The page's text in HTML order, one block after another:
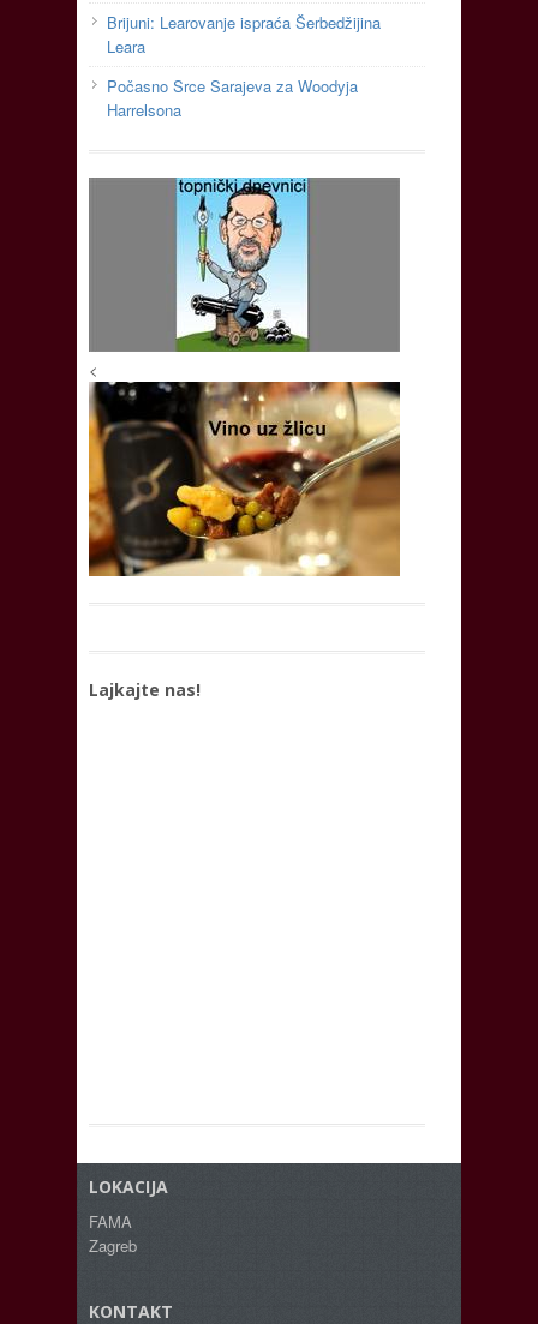
Brijuni: Learovanje ispraća Šerbedžijina
Leara
Počasno Srce Sarajeva za Woodyja
Harrelsona
<
Lajkajte nas!
LOKACIJA
FAMA
Zagreb
KONTAKT